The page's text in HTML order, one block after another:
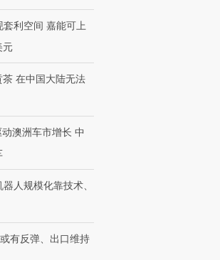
利空间 嘉能可上
元
在中国大陆无法
澳洲车市增长 中
人规模化靠技术、
有反弹、出口维持